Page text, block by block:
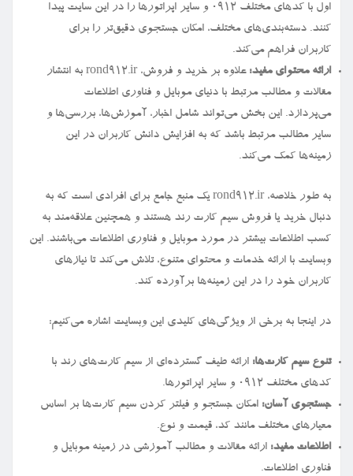
اول با کدهای مختلف ۰۹۱۲ و سایر اپراتورها را در این سایت پیدا
کنند. دسته‌بندی‌های مختلف، امکان جستجوی دقیق‌تر را برای
کاربران فراهم می‌کند.
ارائه محتوای مفید:
علاوه بر خرید و فروش، rond912.ir به انتشار
مقالات و مطالب مرتبط با دنیای موبایل و فناوری اطلاعات
می‌پردازد. این بخش می‌تواند شامل اخبار، آموزش‌ها، بررسی‌ها و
سایر مطالب مرتبط باشد که به افزایش دانش کاربران در این
زمینه‌ها کمک می‌کند.
به طور خلاصه، rond912.ir یک منبع جامع برای افرادی است که به
دنبال خرید یا فروش سیم کارت رند هستند و همچنین علاقه‌مند به
کسب اطلاعات بیشتر در مورد موبایل و فناوری اطلاعات می‌باشند. این
وبسایت با ارائه خدمات و محتوای متنوع، تلاش می‌کند تا نیازهای
کاربران خود را در این زمینه‌ها برآورده کند.
در اینجا به برخی از ویژگی‌های کلیدی این وبسایت اشاره می‌کنیم:
تنوع سیم کارت‌ها: ارائه طیف گسترده‌ای از سیم کارت‌های رند با
کدهای مختلف ۰۹۱۲ و سایر اپراتورها.
جستجوی آسان: امکان جستجو و فیلتر کردن سیم کارت‌ها بر اساس
معیارهای مختلف مانند کد، قیمت و نوع.
اطلاعات مفید: ارائه مقالات و مطالب آموزشی در زمینه موبایل و
فناوری اطلاعات.